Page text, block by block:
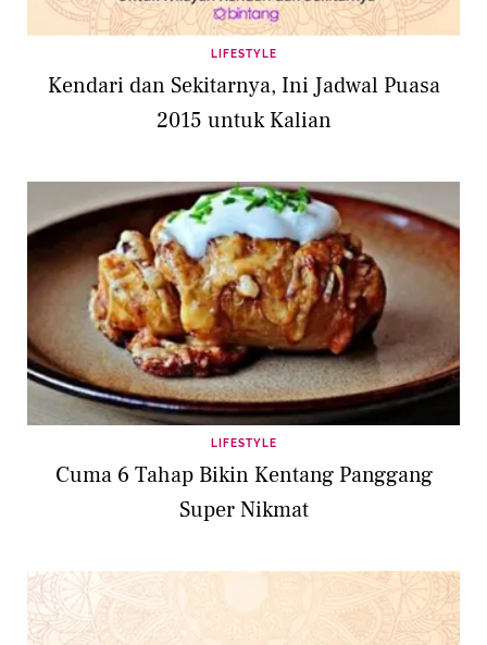
LIFESTYLE
Kendari dan Sekitarnya, Ini Jadwal Puasa
2015 untuk Kalian
LIFESTYLE
Cuma 6 Tahap Bikin Kentang Panggang
Super Nikmat